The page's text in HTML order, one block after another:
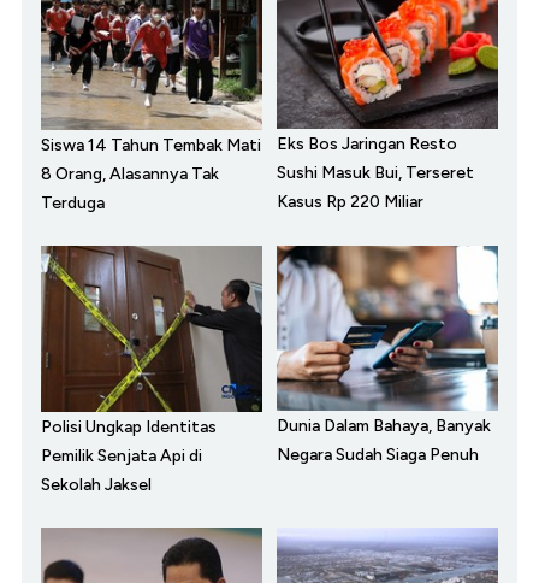
Siswa 14 Tahun Tembak Mati
8 Orang, Alasannya Tak
Terduga
Eks Bos Jaringan Resto
Sushi Masuk Bui, Terseret
Kasus Rp 220 Miliar
Polisi Ungkap Identitas
Pemilik Senjata Api di
Sekolah Jaksel
Dunia Dalam Bahaya, Banyak
Negara Sudah Siaga Penuh